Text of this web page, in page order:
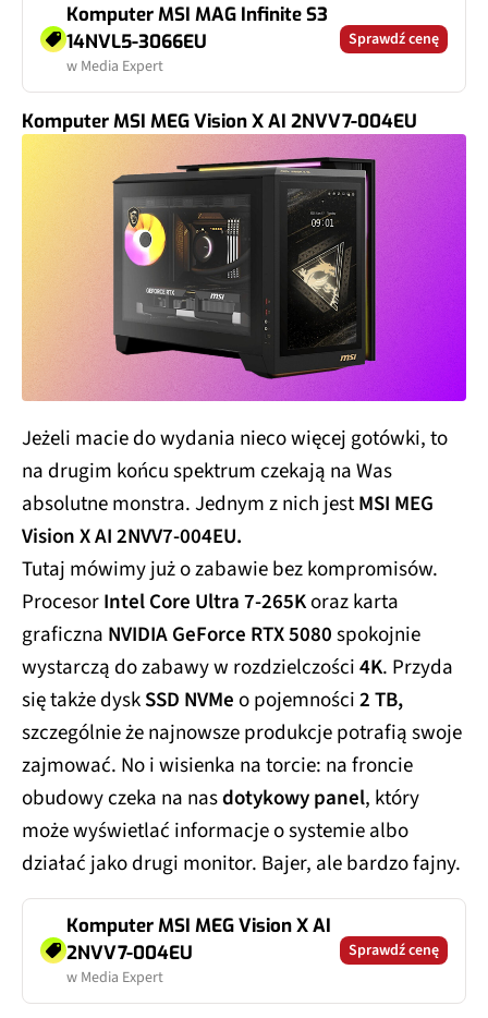
Komputer MSI MAG Infinite S3
14NVL5-3066EU
w Media Expert
Sprawdź cenę
Komputer MSI MEG Vision X AI 2NVV7-004EU
Jeżeli macie do wydania nieco więcej gotówki, to
na drugim końcu spektrum czekają na Was
absolutne monstra. Jednym z nich jestMSI MEG
Vision X AI 2NVV7-004EU.
Tutaj mówimy już o zabawie bez kompromisów.
ProcesorIntel Core Ultra 7-265Koraz karta
graficzna NVIDIA GeForce RTX 5080spokojnie
wystarczą do zabawy w rozdzielczości4K. Przyda
się także dyskSSD NVMeo pojemności2 TB,
szczególnie że najnowsze produkcje potrafią swoje
zajmować. No i wisienka na torcie: na froncie
obudowy czeka na nasdotykowy panel, który
może wyświetlać informacje o systemie albo
działać jako drugi monitor. Bajer, ale bardzo fajny.
Komputer MSI MEG Vision X AI
2NVV7-004EU
w Media Expert
Sprawdź cenę